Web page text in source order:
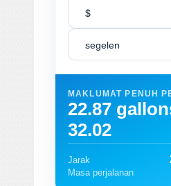
$
segelen
MAKLUMAT PENUH
22.87
32.02
Jarak
Masa perjalanan